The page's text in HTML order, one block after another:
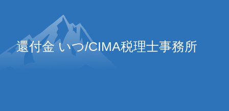
還付金 いつ/CIMA税理士事務所